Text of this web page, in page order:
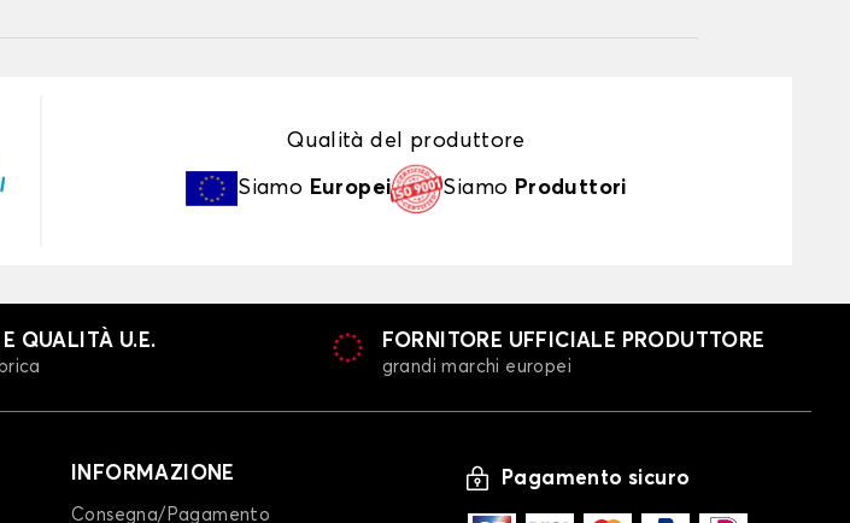
Qualità del produttore
Siamo Europei Siamo Produttori
QUALITÀ U.E. FORNITORE UFFICIALE PRODUTTORE
grandi marchi europei
INFORMAZIONE
Consegna/Pagamento
Pagamento sicuro